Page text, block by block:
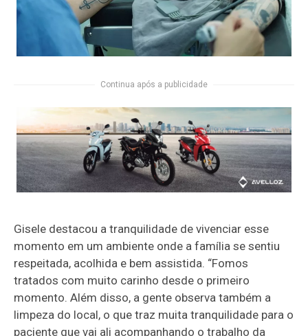
Continua após a publicidade
Gisele destacou a tranquilidade de vivenciar esse
momento em um ambiente onde a família se sentiu
respeitada, acolhida e bem assistida. “Fomos
tratados com muito carinho desde o primeiro
momento. Além disso, a gente observa também a
limpeza do local, o que traz muita tranquilidade para o
paciente que vai ali acompanhando o trabalho da